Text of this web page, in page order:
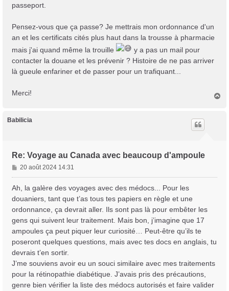
passeport.
Pensez-vous que ça passe? Je mettrais mon ordonnance d'un
an et les certificats cités plus haut dans la trousse à pharmacie
mais j'ai quand même la trouille
y a pas un mail pour
contacter la douane et les prévenir ? Histoire de ne pas arriver
là gueule enfariner et de passer pour un trafiquant...
Merci!
Babilicia
Re: Voyage au Canada avec beaucoup d'ampoule
M
e
s
g
e
20 août 2024 14:31
Ah, la galère des voyages avec des médocs... Pour les
douaniers, tant que t’as tous tes papiers en règle et une
ordonnance, ça devrait aller. Ils sont pas là pour embêter les
gens qui suivent leur traitement. Mais bon, j’imagine que 17
ampoules ça peut piquer leur curiosité… Peut-être qu’ils te
poseront quelques questions, mais avec tes docs en anglais, tu
devrais t’en sortir.
J’me souviens avoir eu un souci similaire avec mes traitements
pour la rétinopathie diabétique. J’avais pris des précautions,
genre bien vérifier la liste des médocs autorisés et faire valider